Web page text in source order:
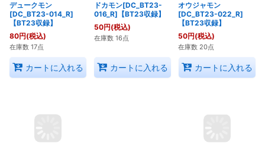
デュークモン
[DC_BT23-014_R]
【BT23収録】
80円(税込)
在庫数 17点
カートに入れる
ドカモン[DC_BT23-
016_R]【BT23収録】
50円(税込)
在庫数 16点
カートに入れる
オウジャモン
[DC_BT23-022_R]
【BT23収録】
50円(税込)
在庫数 20点
カートに入れる